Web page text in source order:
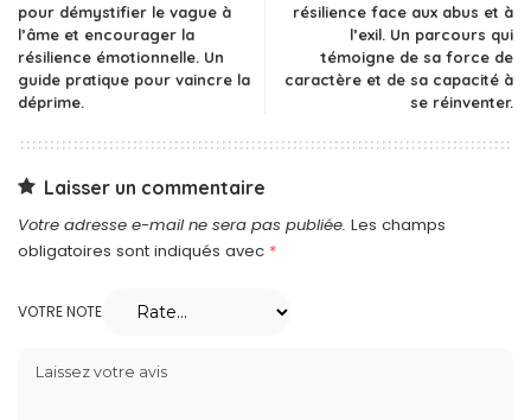
pour démystifier le vague à
l’âme et encourager la
résilience émotionnelle. Un
guide pratique pour vaincre la
déprime.
résilience face aux abus et à
l’exil. Un parcours qui
témoigne de sa force de
caractère et de sa capacité à
se réinventer.
Laisser un commentaire
Votre adresse e-mail ne sera pas publiée. Les champs
obligatoires sont indiqués avec *
VOTRE NOTE